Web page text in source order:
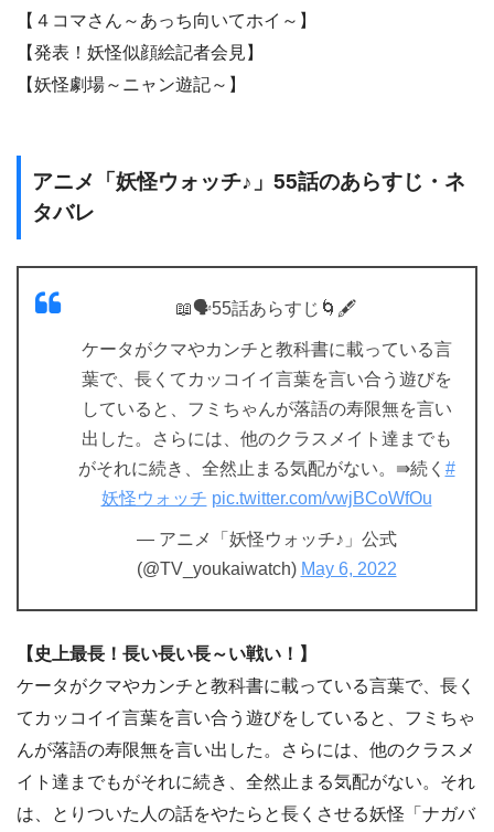
【４コマさん～あっち向いてホイ～】
【発表！妖怪似顔絵記者会見】
【妖怪劇場～ニャン遊記～】
アニメ「妖怪ウォッチ♪」55話のあらすじ・ネ
タバレ
📖🗣55話あらすじ🌀🖋
ケータがクマやカンチと教科書に載っている言
葉で、長くてカッコイイ言葉を言い合う遊びを
していると、フミちゃんが落語の寿限無を言い
出した。さらには、他のクラスメイト達までも
がそれに続き、全然止まる気配がない。⇛続く #
妖怪ウォッチ pic.twitter.com/vwjBCoWfOu
— アニメ「妖怪ウォッチ♪」公式
(@TV_youkaiwatch) May 6, 2022
【史上最長！長い長い長～い戦い！】
ケータがクマやカンチと教科書に載っている言葉で、長く
てカッコイイ言葉を言い合う遊びをしていると、フミちゃ
んが落語の寿限無を言い出した。さらには、他のクラスメ
イト達までもがそれに続き、全然止まる気配がない。それ
は、とりついた人の話をやたらと長くさせる妖怪「ナガバ